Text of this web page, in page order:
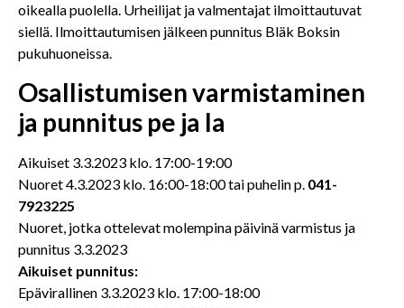
oikealla puolella. Urheilijat ja valmentajat ilmoittautuvat
siellä. Ilmoittautumisen jälkeen punnitus Bläk Boksin
pukuhuoneissa.
Osallistumisen varmistaminen
ja punnitus pe ja la
Aikuiset 3.3.2023 klo. 17:00-19:00
Nuoret 4.3.2023 klo. 16:00-18:00 tai puhelin p. 041-
7923225
Nuoret, jotka ottelevat molempina päivinä varmistus ja
punnitus 3.3.2023
Aikuiset punnitus:
Epävirallinen 3.3.2023 klo. 17:00-18:00